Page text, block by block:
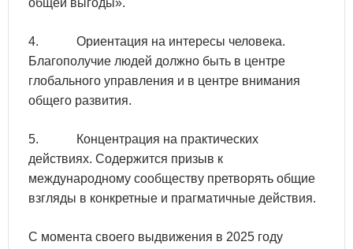
общей выгоды».
4. Ориентация на интересы человека.
Благополучие людей должно быть в центре
глобального управления и в центре внимания
общего развития.
5. Концентрация на практических
действиях. Содержится призыв к
международному сообществу претворять общие
взгляды в конкретные и прагматичные действия.
С момента своего выдвижения в 2025 году